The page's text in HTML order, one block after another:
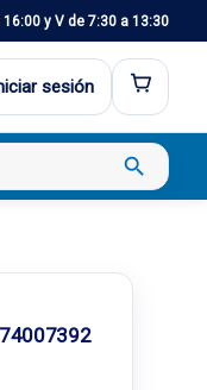
16:00 y V de 7:30 a 13:30
sesión
search